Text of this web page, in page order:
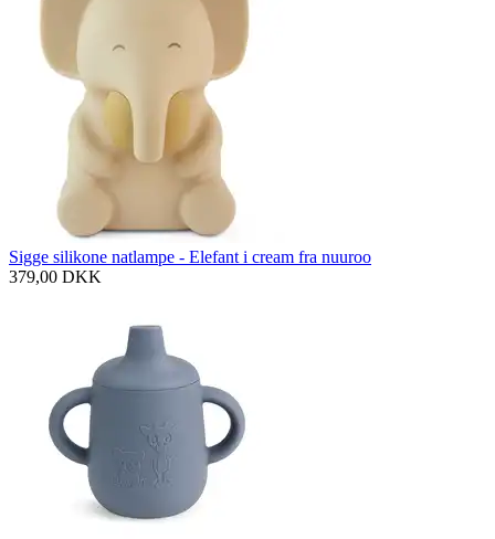
Sigge silikone natlampe - Elefant i cream fra nuuroo
379,00 DKK